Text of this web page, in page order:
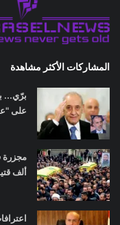
المشاركات الأكثر مشاهدة
برّي...
على
ألف